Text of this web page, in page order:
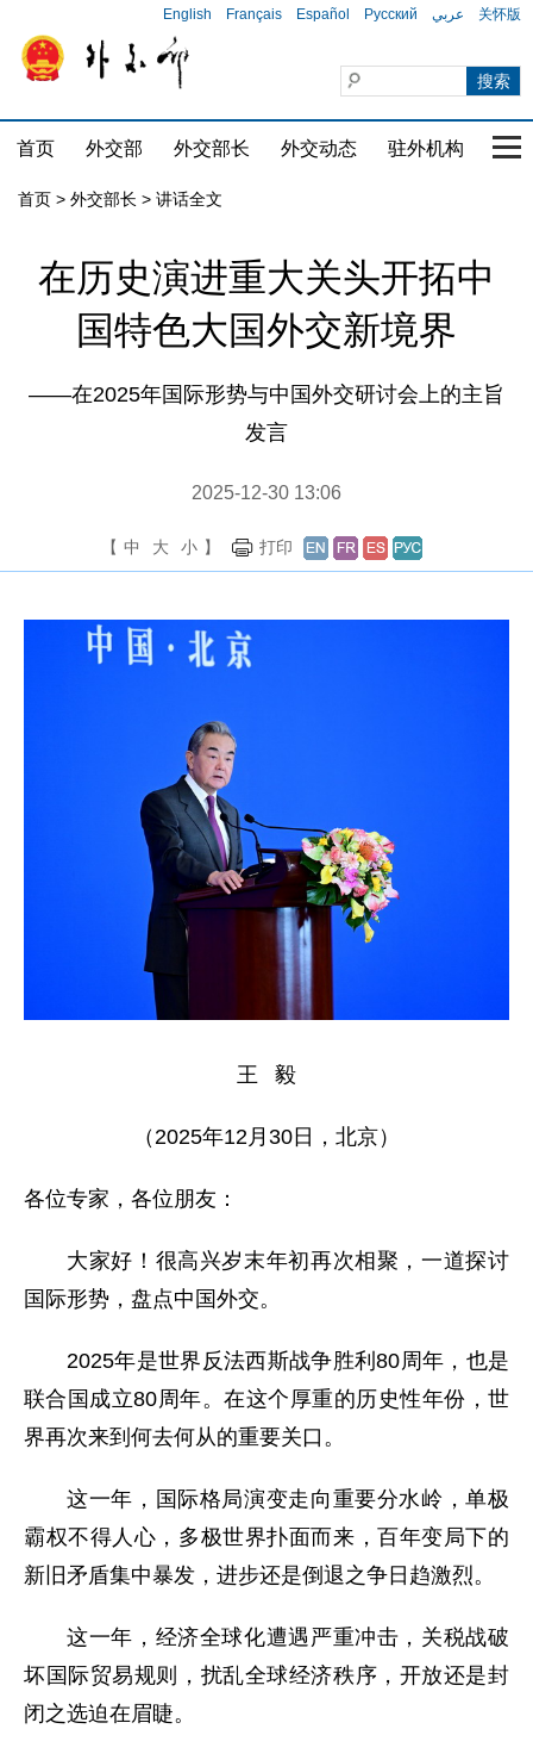
English Français Español Русский عربي 关怀版
首页 外交部 外交部长 外交动态 驻外机构 国
首页 > 外交部长 > 讲话全文
在历史演进重大关头开拓中
国特色大国外交新境界
——在2025年国际形势与中国外交研讨会上的主旨
发言
2025-12-30 13:06
【 中 大 小 】 打印
王 毅
（2025年12月30日，北京）
各位专家，各位朋友：
大家好！很高兴岁末年初再次相聚，一道探讨
国际形势，盘点中国外交。
2025年是世界反法西斯战争胜利80周年，也是
联合国成立80周年。在这个厚重的历史性年份，世
界再次来到何去何从的重要关口。
这一年，国际格局演变走向重要分水岭，单极
霸权不得人心，多极世界扑面而来，百年变局下的
新旧矛盾集中暴发，进步还是倒退之争日趋激烈。
这一年，经济全球化遭遇严重冲击，关税战破
坏国际贸易规则，扰乱全球经济秩序，开放还是封
闭之选迫在眉睫。